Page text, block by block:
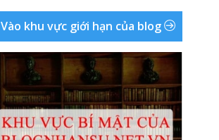
Vào khu vực giới hạn của blog